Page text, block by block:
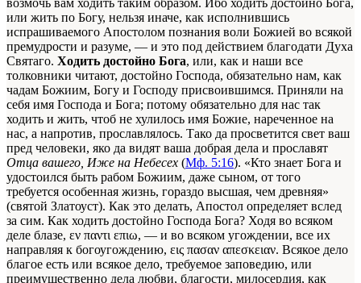
возмочь вам ходить таким образом. Ибо ходить достойно Бога,
или жить по Богу, нельзя иначе, как исполнившись
испрашиваемого Апостолом познания воли Божией во всякой
премудрости и разуме, — и это под действием благодати Духа
Святаго. Ходить достойно Бога, или, как и наши все
толковники читают, достойно Господа, обязательно нам, как
чадам Божиим, Богу и Господу присвоившимся. Приняли на
себя имя Господа и Бога; потому обязательно для нас так
ходить и жить, чтоб не хулилось имя Божие, нареченное на
нас, а напротив, прославлялось. Тако да просветится свет ваш
пред человеки, яко да видят ваша добрая дела и прославят
Отца вашего, Иже на Небесех (Мф. 5:16). «Кто знает Бога и
удостоился быть рабом Божиим, даже сыном, от того
требуется особенная жизнь, гораздо высшая, чем древняя»
(святой Златоуст). Как это делать, Апостол определяет вслед
за сим. Как ходить достойно Господа Бога? Ходя во всяком
деле блазе, εν παντι επιω, — и во всяком угождении, все их
направляя к богоугождению, εις πασαν απεσκειαν. Всякое дело
благое есть или всякое дело, требуемое заповедию, или
преимущественно дела любви, благости, милосердия, как